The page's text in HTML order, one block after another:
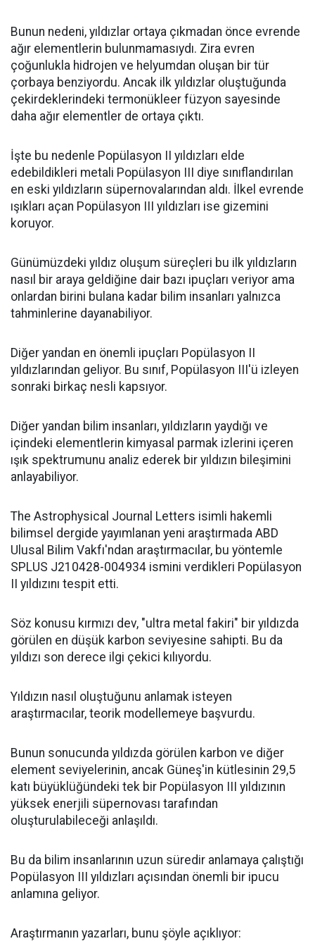
Bunun nedeni, yıldızlar ortaya çıkmadan önce evrende
ağır elementlerin bulunmamasıydı. Zira evren
çoğunlukla hidrojen ve helyumdan oluşan bir tür
çorbaya benziyordu. Ancak ilk yıldızlar oluştuğunda
çekirdeklerindeki termonükleer füzyon sayesinde
daha ağır elementler de ortaya çıktı.
İşte bu nedenle Popülasyon II yıldızları elde
edebildikleri metali Popülasyon III diye sınıflandırılan
en eski yıldızların süpernovalarından aldı. İlkel evrende
ışıkları açan Popülasyon III yıldızları ise gizemini
koruyor.
Günümüzdeki yıldız oluşum süreçleri bu ilk yıldızların
nasıl bir araya geldiğine dair bazı ipuçları veriyor ama
onlardan birini bulana kadar bilim insanları yalnızca
tahminlerine dayanabiliyor.
Diğer yandan en önemli ipuçları Popülasyon II
yıldızlarından geliyor. Bu sınıf, Popülasyon III'ü izleyen
sonraki birkaç nesli kapsıyor.
Diğer yandan bilim insanları, yıldızların yaydığı ve
içindeki elementlerin kimyasal parmak izlerini içeren
ışık spektrumunu analiz ederek bir yıldızın bileşimini
anlayabiliyor.
The Astrophysical Journal Letters isimli hakemli
bilimsel dergide yayımlanan yeni araştırmada ABD
Ulusal Bilim Vakfı'ndan araştırmacılar, bu yöntemle
SPLUS J210428-004934 ismini verdikleri Popülasyon
II yıldızını tespit etti.
Söz konusu kırmızı dev, "ultra metal fakiri" bir yıldızda
görülen en düşük karbon seviyesine sahipti. Bu da
yıldızı son derece ilgi çekici kılıyordu.
Yıldızın nasıl oluştuğunu anlamak isteyen
araştırmacılar, teorik modellemeye başvurdu.
Bunun sonucunda yıldızda görülen karbon ve diğer
element seviyelerinin, ancak Güneş'in kütlesinin 29,5
katı büyüklüğündeki tek bir Popülasyon III yıldızının
yüksek enerjili süpernovası tarafından
oluşturulabileceği anlaşıldı.
Bu da bilim insanlarının uzun süredir anlamaya çalıştığı
Popülasyon III yıldızları açısından önemli bir ipucu
anlamına geliyor.
Araştırmanın yazarları, bunu şöyle açıklıyor: